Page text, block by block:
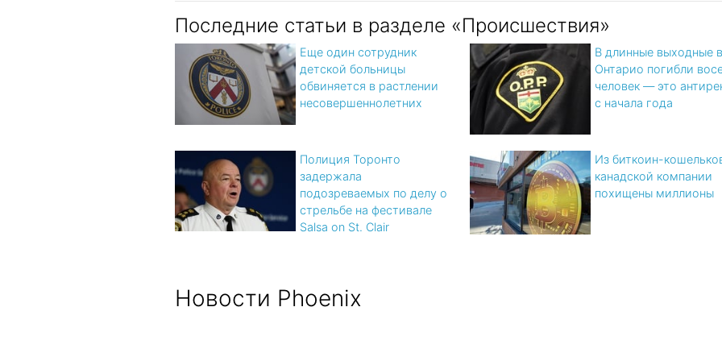
Последние статьи в разделе «Происшествия»
Еще один сотрудник
детской больницы
обвиняется в растлении
несовершеннолетних
В длинные выходные в
Онтарио погибли
человек — это
с начала года
Полиция Торонто
задержала
подозреваемых по делу о
стрельбе на фестивале
Salsa on St. Clair
Из биткоин-
канадской компании
похищены миллионы
Новости Phoenix